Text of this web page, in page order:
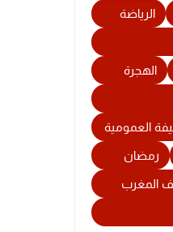
الرياضة
الهجرة
العمومية
رمضان
المغرب